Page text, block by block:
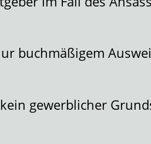
buchmäßigem
gewerblicher